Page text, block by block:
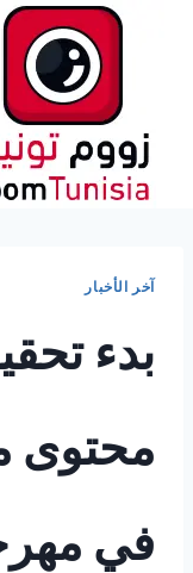
آخر الأخبار
بدء
محتوى
في